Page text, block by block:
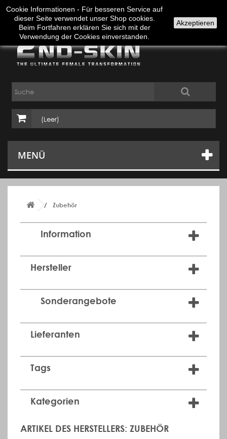
Anmelden Deutsch
(Leer)
MENÜ
Zubehör
Information
Hersteller
Sonderangebote
Lieferanten
Tags
Kategorien
ARTIKEL DES HERSTELLERS: ZUBEHÖR
Cookie Informationen - Für besseren Service auf
dieser Seite verwendet unser Shop cookies.
Beim Fortfahren erklären Sie sich mit der
Verwendung der Cookies einverstanden.
Akzeptieren